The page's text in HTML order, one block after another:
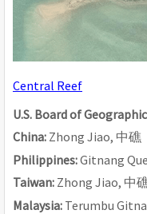
Central Reef
U.S. Board of
China: Zhong Jiao, 中礁
Philippines: Gitnang
Taiwan: Zhong Jiao, 中
Malaysia: Terumbu Gitna